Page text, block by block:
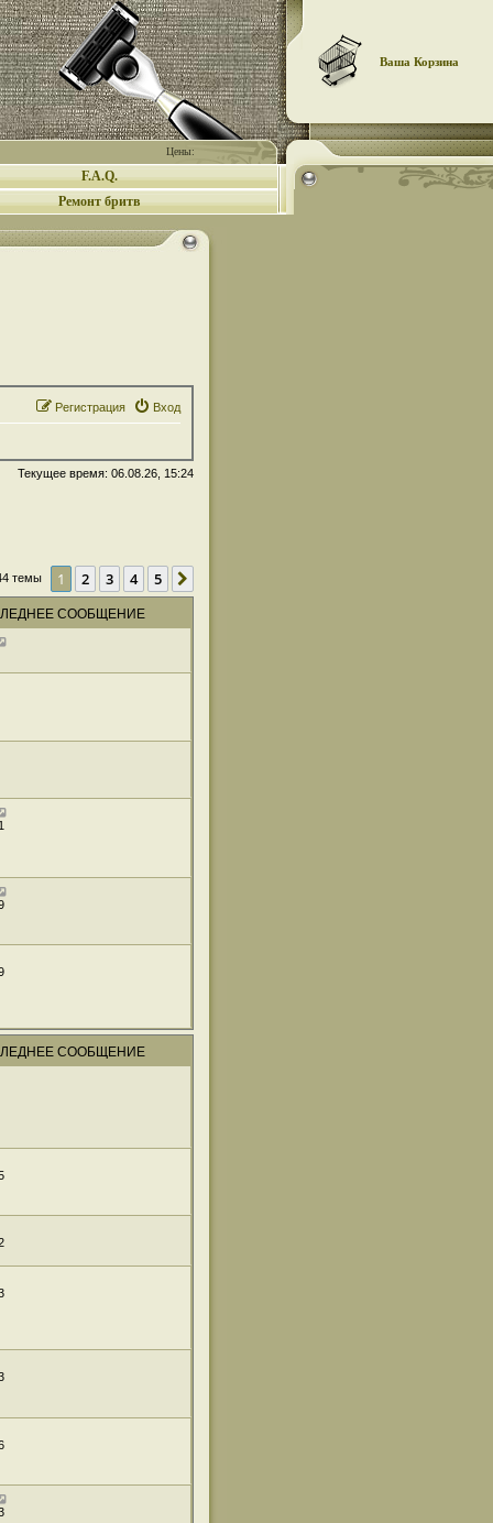
Цены:
Ваша Корзина
F.A.Q.
Ремонт бритв
Вход
Регистрация
Текущее время: 06.08.26, 15:24
темы 1 2 3 4 5
СООБЩЕНИЕ
СООБЩЕНИЕ